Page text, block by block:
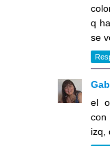
q
se
el
con
izq,